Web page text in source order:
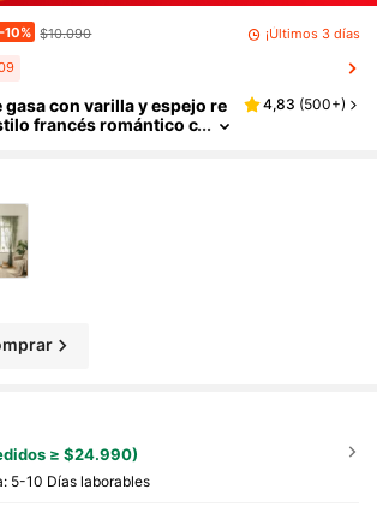
-10% $10.090 ¡Últimos 3 días
gasa con varilla y espejo re
francés romántico c
del hogar
4,83 (500+)
≥ $24.990)
5-10 Días laborables